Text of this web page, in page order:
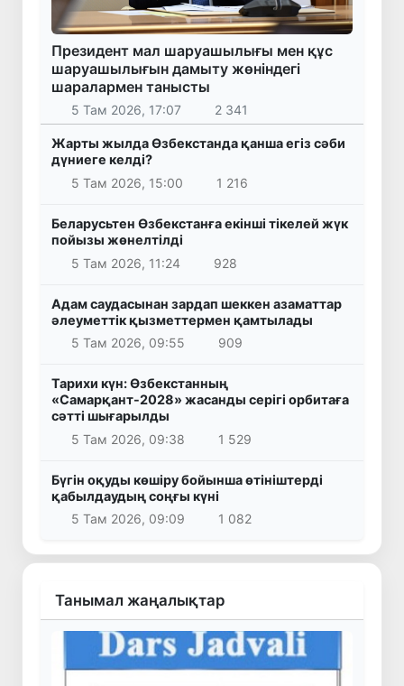
Президент мал шаруашылығы мен құс
шаруашылығын дамыту жөніндегі
шаралармен танысты
5 Там 2026, 17:07 2 341
Жарты жылда Өзбекстанда қанша егіз сәби
дүниеге келді?
5 Там 2026, 15:00
1 216
Беларусьтен Өзбекстанға екінші тікелей жүк
пойызы жөнелтілді
5 Там 2026, 11:24
928
Адам саудасынан зардап шеккен азаматтар
әлеуметтік қызметтермен қамтылады
5 Там 2026, 09:55
909
Тарихи күн: Өзбекстанның
«Самарқант-2028» жасанды серігі орбитаға
сәтті шығарылды
5 Там 2026, 09:38
1 529
Бүгін оқуды көшіру бойынша өтініштерді
қабылдаудың соңғы күні
5 Там 2026, 09:09
1 082
Танымал жаңалықтар